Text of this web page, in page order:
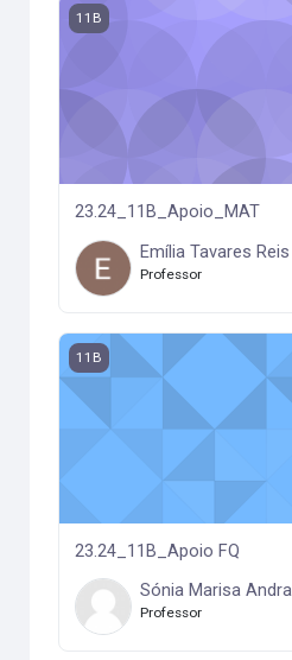
23.24_11B_Apoio_MAT
11B
23.24_11B_Apoio_MAT
Emília Tavares Reis
Professor
23.24_11B_Apoio FQ
11B
23.24_11B_Apoio FQ
Sónia Marisa
Professor